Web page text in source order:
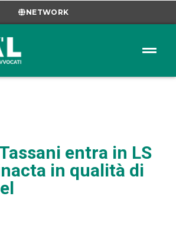
NETWORK
entra in LS
in qualità di